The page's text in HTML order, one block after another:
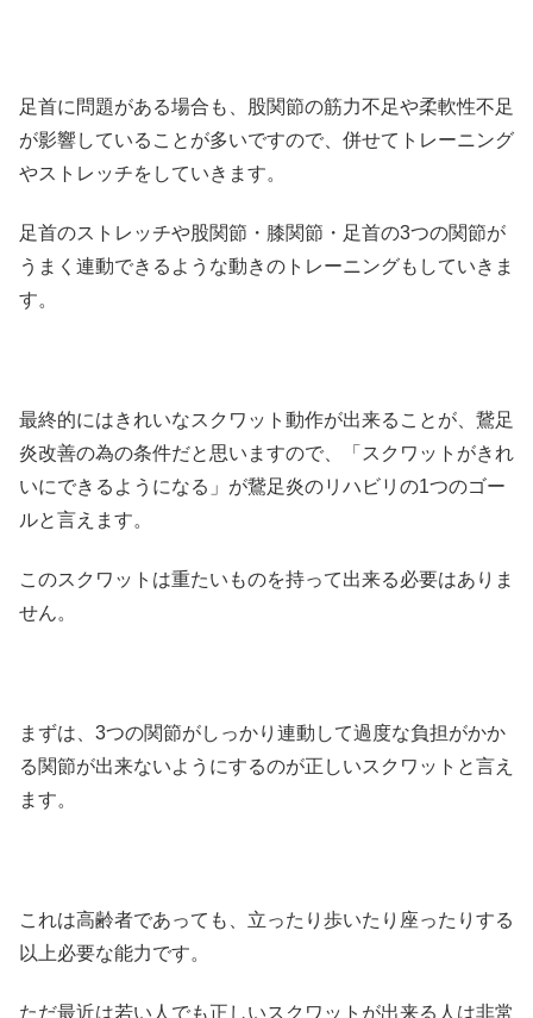
足首に問題がある場合も、股関節の筋力不足や柔軟性不足
が影響していることが多いですので、併せてトレーニング
やストレッチをしていきます。
足首のストレッチや股関節・膝関節・足首の3つの関節が
うまく連動できるような動きのトレーニングもしていきま
す。
最終的にはきれいなスクワット動作が出来ることが、鵞足
炎改善の為の条件だと思いますので、「スクワットがきれ
いにできるようになる」が鵞足炎のリハビリの1つのゴー
ルと言えます。
このスクワットは重たいものを持って出来る必要はありま
せん。
まずは、3つの関節がしっかり連動して過度な負担がかか
る関節が出来ないようにするのが正しいスクワットと言え
ます。
これは高齢者であっても、立ったり歩いたり座ったりする
以上必要な能力です。
ただ最近は若い人でも正しいスクワットが出来る人は非常